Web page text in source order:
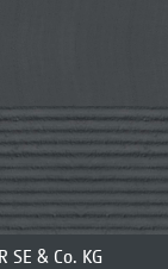
SE & Co. KG